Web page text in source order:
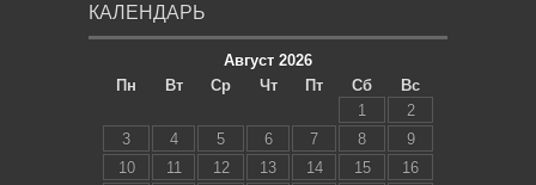
КАЛЕНДАРЬ
Август 2026
Пн
Вт Ср Чт Пт Сб
Вс
1
2
3
4 5 6 7 8
9
10
11 12 13 14 15
16